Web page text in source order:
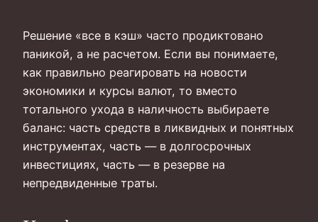
Решение «все в кэш» часто продиктовано
паникой, а не расчетом. Если вы понимаете,
как правильно реагировать на новости
экономики и курсы валют, то вместо
тотального ухода в наличность выбираете
баланс: часть средств в ликвидных и понятных
инструментах, часть — в долгосрочных
инвестициях, часть — в резерве на
непредвиденные траты.